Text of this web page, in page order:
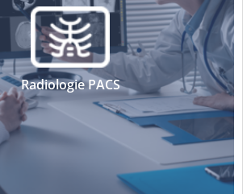
Radiologie PACS